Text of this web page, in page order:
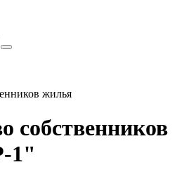
жилья
собственников
1"